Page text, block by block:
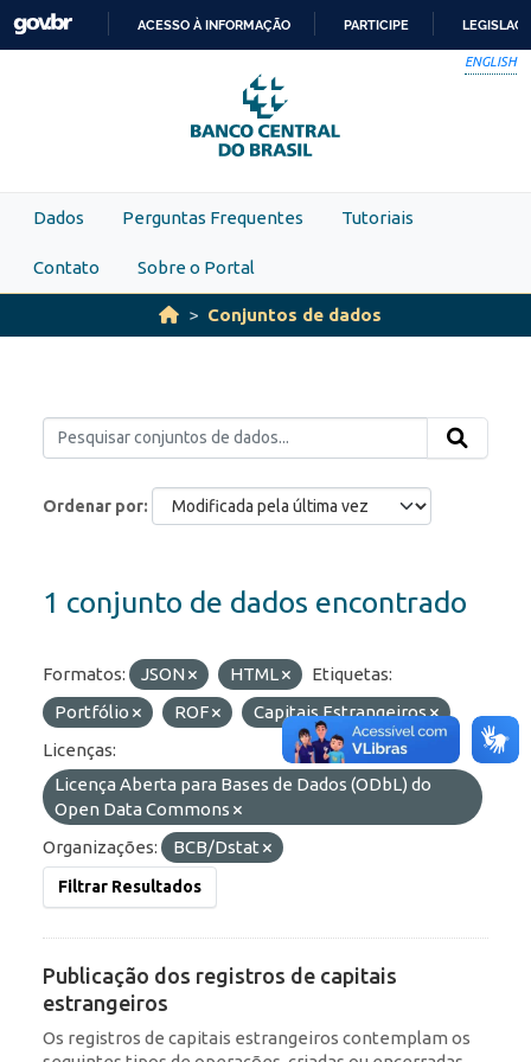
Skip to main content
PARA
O
CONTEÚDO
ACESSO À INFORMAÇÃO PARTICIPE
ENGLISH
Dados Perguntas Frequentes Tutoriais
Contato Sobre o Portal
Conjuntos de dados
Ordenar por
1 conjunto de dados encontrado
Formatos: JSON HTML
Etiquetas:
Portfólio
ROF
Capitais Estrangeiros
Licenças:
Licença Aberta para Bases de Dados (ODbL) do
Open Data Commons
Organizações:
BCB/Dstat
Filtrar Resultados
Publicação dos registros de capitais
estrangeiros
Os registros de capitais estrangeiros contemplam os